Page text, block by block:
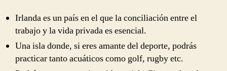
Irlanda es un país en el que la conciliación entre el
trabajo y la vida privada es esencial.
Una isla donde, si eres amante del deporte, podrás
prac­ticar tanto acuáti­cos como golf, rugby etc.